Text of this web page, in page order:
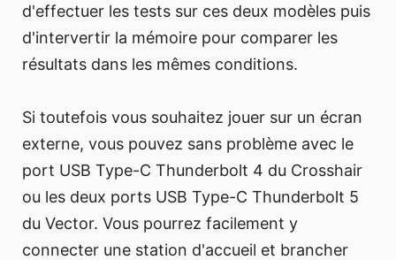
d'effectuer les tests sur ces deux modèles puis
d'intervertir la mémoire pour comparer les
résultats dans les mêmes conditions.
Si toutefois vous souhaitez jouer sur un écran
externe, vous pouvez sans problème avec le
port USB Type-C Thunderbolt 4 du Crosshair
ou les deux ports USB Type-C Thunderbolt 5
du Vector. Vous pourrez facilement y
connecter une station d'accueil et brancher